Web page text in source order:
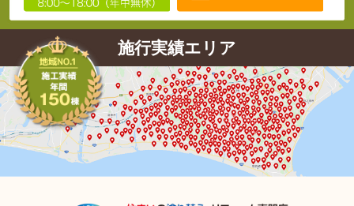
施行実績エリア